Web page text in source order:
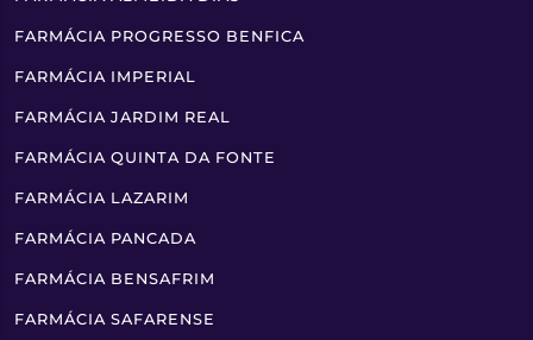
FARMÁCIA PROGRESSO BENFICA
FARMÁCIA IMPERIAL
FARMÁCIA JARDIM REAL
FARMÁCIA QUINTA DA FONTE
FARMÁCIA LAZARIM
FARMÁCIA PANCADA
FARMÁCIA BENSAFRIM
FARMÁCIA SAFARENSE